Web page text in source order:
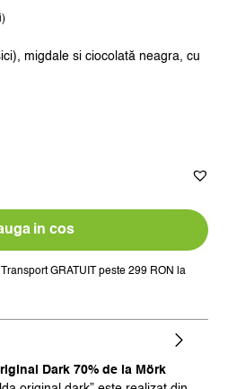
migdale si ciocolată neagra, cu
in cos
Transport GRATUIT peste 299 RON la
Dark 70% de la Mörk